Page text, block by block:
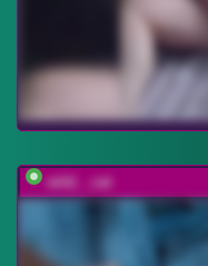
wild__cat